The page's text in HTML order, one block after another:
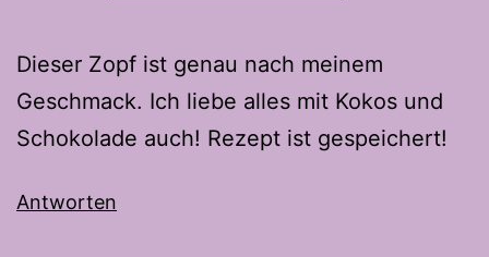
Dieser Zopf ist genau nach meinem
Geschmack. Ich liebe alles mit Kokos und
Schokolade auch! Rezept ist gespeichert!
Antworten